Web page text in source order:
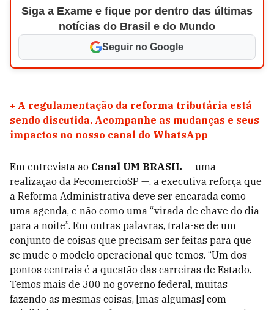
Siga a Exame e fique por dentro das últimas
notícias do Brasil e do Mundo
Seguir no Google
+ A regulamentação da reforma tributária está
sendo discutida. Acompanhe as mudanças e seus
impactos no nosso canal do WhatsApp
Em entrevista ao Canal UM BRASIL ­— uma
realização da FecomercioSP —, a executiva reforça que
a Reforma Administrativa deve ser encarada como
uma agenda, e não como uma “virada de chave do dia
para a noite”. Em outras palavras, trata-se de um
conjunto de coisas que precisam ser feitas para que
se mude o modelo operacional que temos. “Um dos
pontos centrais é a questão das carreiras de Estado.
Temos mais de 300 no governo federal, muitas
fazendo as mesmas coisas, [mas algumas] com